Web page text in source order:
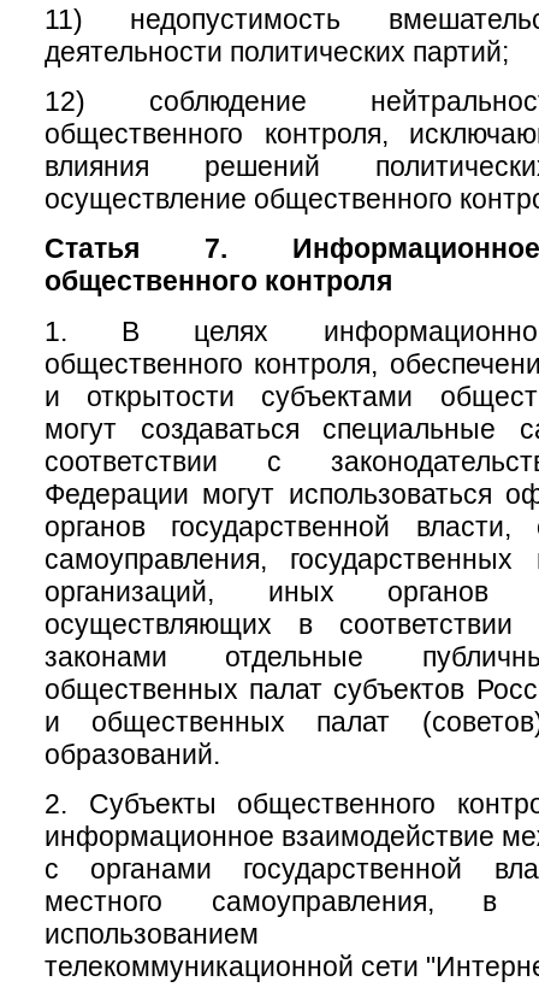
11) недопустимость
деятельности политических партий;
12) соблюдение
общественного контроля,
влияния решений
осуществление общественного
Статья 7.
общественного контроля
1. В целях
общественного контроля,
и открытости субъектами
могут создаваться
соответствии с
Федерации могут использоваться
органов государственной власти,
самоуправления,
организаций, иных органов
осуществляющих в
законами отдельные
общественных палат субъектов
и общественных палат
образований.
2. Субъекты общественного
информационное взаимодействие
с органами государственной
местного
использованием
телекоммуникационной сети